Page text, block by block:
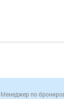
Менеджер по